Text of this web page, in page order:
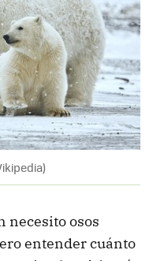
necesito osos
entender cuánto